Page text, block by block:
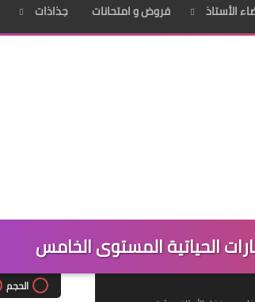
الأستاذ فروض و امتحانات جذاذات
الحياتية المستوى الخامس
الحجم